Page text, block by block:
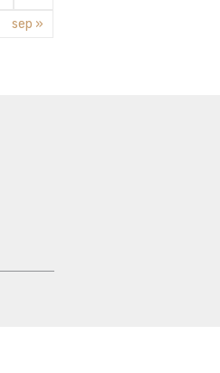
sep »